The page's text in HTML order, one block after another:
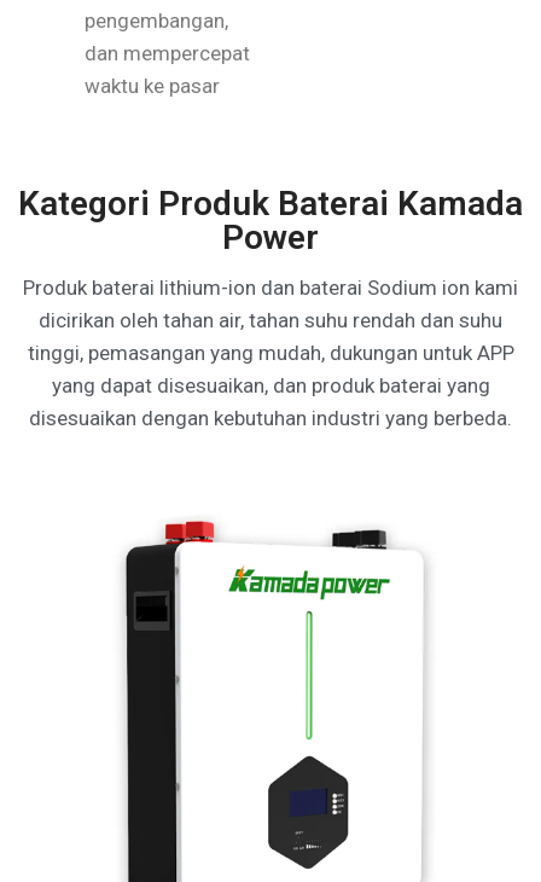
pengembangan,
dan mempercepat
waktu ke pasar
Kategori Produk Baterai Kamada
Power
Produk baterai lithium-ion dan baterai Sodium ion kami
dicirikan oleh tahan air, tahan suhu rendah dan suhu
tinggi, pemasangan yang mudah, dukungan untuk APP
yang dapat disesuaikan, dan produk baterai yang
disesuaikan dengan kebutuhan industri yang berbeda.